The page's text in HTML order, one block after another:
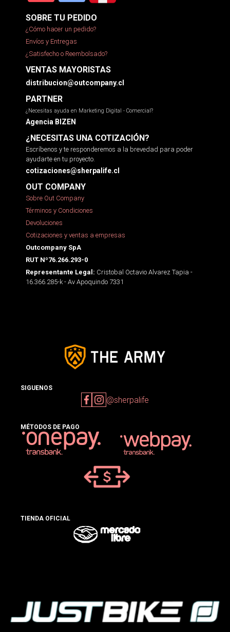
SOBRE TU PEDIDO
¿Cómo hacer un pedido?
Envíos y Entregas
¿Satisfecho o Reembolsado?
VENTAS MAYORISTAS
distribucion@outcompany.cl
PARTNER
¿Necesitas ayuda en Marketing Digital - Comercial?
Agencia BIZEN
¿NECESITAS UNA COTIZACIÓN?
Escríbenos y te responderemos a la brevedad para poder
ayudarte en tu proyecto.
cotizaciones@sherpalife.cl
OUT COMPANY
Sobre Out Company
Términos y Condiciones
Devoluciones
Cotizaciones y ventas a empresas
Outcompany SpA
RUT Nº76.266.293-0
Representante Legal: Cristobal Octavio Alvarez Tapia -
16.366.285-k - Av Apoquindo 7331
SIGUENOS
@sherpalife
MÉTODOS DE PAGO
TIENDA OFICIAL